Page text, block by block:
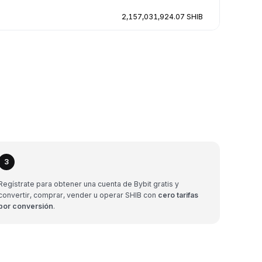
2,157,031,924.07 SHIB
3
para obtener una cuenta de Bybit gratis y
comprar, vender u operar SHIB con cero tarifas
conversión.